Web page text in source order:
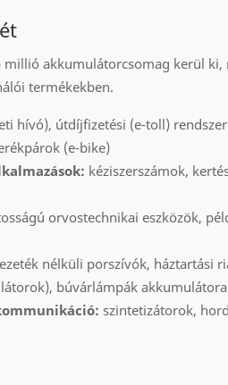
akkumulátorcsomag kerül
termékekben.
hívó), útdíjfizetési (e-toll)
(e-bike)
kéziszerszámok,
orvostechnikai eszközök,
nélküli porszívók, háztartási
búvárlámpák
szintetizátorok,